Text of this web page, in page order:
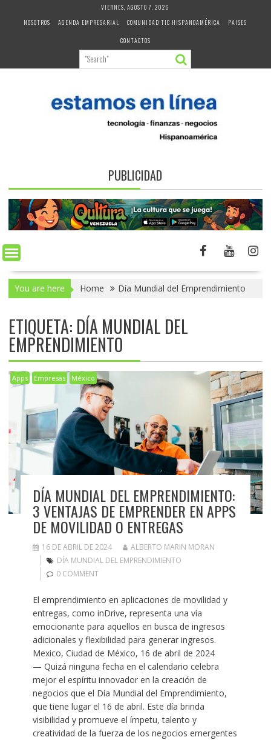
VIERNES, AGOSTO 7, 2026
NOSOTROS
AGENDA EMPRESARIAL COMUNIDAD TIC HISPANOAMÉRICA
PAISES
CONTACTOS
PUBLICIDAD
You are here Home Día Mundial del Emprendimiento
ETIQUETA: DÍA MUNDIAL DEL
EMPRENDIMIENTO
Apps Empresas México
DÍA MUNDIAL DEL EMPRENDIMIENTO:
3 VENTAJAS DE EMPRENDER EN APPS
DE MOVILIDAD O ENTREGAS
16 DE ABRIL DE 2024
ALBERTO MARIN MORAN
DÍA MUNDIAL DEL EMPRENDIMIENTO
0 COMMENT
El emprendimiento en aplicaciones de movilidad y
entregas, como inDrive, representa una vía
emocionante para aquellos en busca de ingresos
adicionales y flexibilidad para generar ingresos.
Mexico, Ciudad de México, 16 de abril de 2024
— Quizá ninguna fecha en el calendario celebra
mejor el espíritu innovador en la creación de
negocios que el Día Mundial del Emprendimiento,
que tiene lugar el 16 de abril. Este día brinda
visibilidad y promueve el ímpetu, talento y
creatividad de la fuerza de los negocios emergentes